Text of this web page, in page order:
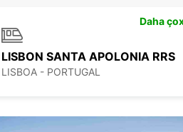
LISBON SANTA APOLONIA RRS
LISBOA - PORTUGAL
Daha